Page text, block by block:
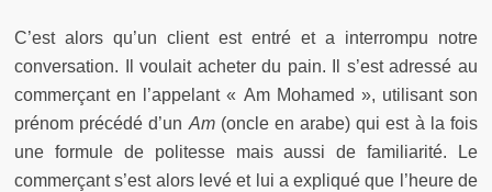
C’est alors qu’un client est entré et a interrompu notre
conversation. Il voulait acheter du pain. Il s’est adressé au
commerçant en l’appelant « Am Mohamed », utilisant son
prénom précédé d’un Am(oncle en arabe) qui est à la fois
une formule de politesse mais aussi de familiarité. Le
commerçant s’est alors levé et lui a expliqué que l’heure de